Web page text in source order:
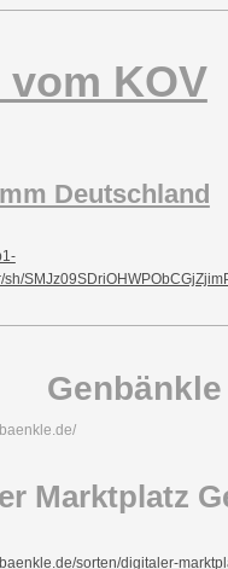
KOV
Deutschland
sh/
Genbänkle
Marktplatz
sorten/digitaler-